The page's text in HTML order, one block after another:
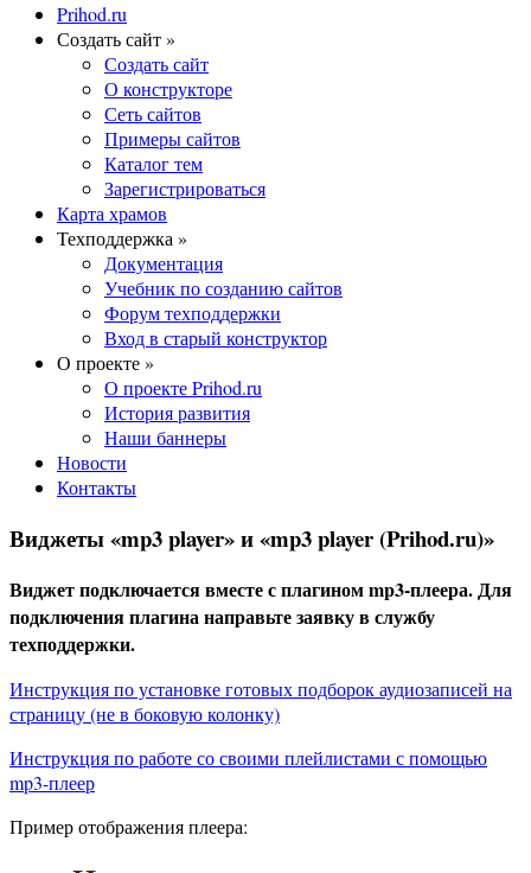
Prihod.ru
Создать сайт »
Создать сайт
О конструкторе
Сеть сайтов
Примеры сайтов
Каталог тем
Зарегистрироваться
Карта храмов
Техподдержка »
Документация
Учебник по созданию сайтов
Форум техподдержки
Вход в старый конструктор
О проекте »
О проекте Prihod.ru
История развития
Наши баннеры
Новости
Контакты
Виджеты «mp3 player» и «mp3 player (Prihod.ru)»
Виджет подключается вместе с плагином mp3-плеера. Для
подключения плагина направьте заявку в службу
техподдержки.
Инструкция по установке готовых подборок аудиозаписей на
страницу (не в боковую колонку)
Инструкция по работе со своими плейлистами с помощью
mp3-плеер
Пример отображения плеера: